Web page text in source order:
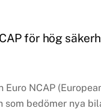
för hög
NCAP
bedömer nya